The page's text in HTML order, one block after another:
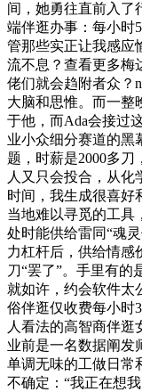
间，她勇往直前入了
端伴逛办事：每小时
管那些实正让我感应
流不息？查看更多梅
佬们就会趋附者众？
大脑和思惟。而一整
于他，而Ada会接过
业小众细分赛道的黑
题，时薪是2000多
人又只会投合，从化
时间，我生成很喜好
当地难以寻觅的工具
处时能供给雷同“魂
力杠杆后，供给情感
刀“罢了”。手里有的
就如许，约会软件太
俗伴逛仅收费每小时
人看法的高智商伴逛
业前是一名数据阐
单调无味的工做日常
不确定：“我正在想